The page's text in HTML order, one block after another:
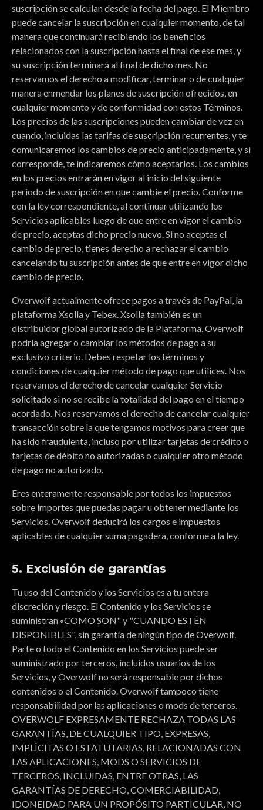
suscripción se calculan desde la fecha del pago. El Miembro
puede cancelar la suscripción en cualquier momento, de tal
manera que continuará recibiendo los beneficios
relacionados con la suscripción hasta el final de ese mes, y
su suscripción terminará al final de dicho mes. No
reservamos el derecho a modificar, terminar o de cualquier
manera enmendar los planes de suscripción ofrecidos, en
cualquier momento y de conformidad con estos Términos.
Los precios de las suscripciones pueden cambiar de vez en
cuando, incluidas las tarifas de suscripción recurrentes, y te
comunicaremos los cambios de precio anticipadamente, y si
corresponde, te indicaremos cómo aceptarlos. Los cambios
en los precios entrarán en vigor al inicio del siguiente
periodo de suscripción en que cambie el precio. Conforme
con la ley correspondiente, al continuar utilizando los
Servicios aplicables luego de que entre en vigor el cambio
de precio, aceptas dicho precio nuevo. Si no aceptas el
cambio de precio, tienes derecho a rechazar el cambio
cancelando tu suscripción antes de que entre en vigor dicho
cambio de precio.
Overwolf actualmente ofrece pagos a través de PayPal, la
plataforma Xsolla y Tebex. Xsolla también es un
distribuidor global autorizado de la Plataforma. Overwolf
podría agregar o cambiar los métodos de pago a su
exclusivo criterio. Debes respetar los términos y
condiciones de cualquier método de pago que utilices. Nos
reservamos el derecho de cancelar cualquier Servicio
solicitado si no se recibe la totalidad del pago en el tiempo
acordado. Nos reservamos el derecho de cancelar cualquier
transacción sobre la que tengamos motivos para creer que
ha sido fraudulenta, incluso por utilizar tarjetas de crédito o
tarjetas de débito no autorizadas o cualquier otro método
de pago no autorizado.
Eres enteramente responsable por todos los impuestos
sobre importes que puedas pagar u obtener mediante los
Servicios. Overwolf deducirá los cargos e impuestos
aplicables de cualquier suma pagadera, conforme a la ley.
5. Exclusión de garantías
Tu uso del Contenido y los Servicios es a tu entera
discreción y riesgo. El Contenido y los Servicios se
suministran «COMO SON" y "CUANDO ESTÉN
DISPONIBLES", sin garantía de ningún tipo de Overwolf.
Parte o todo el Contenido en los Servicios puede ser
suministrado por terceros, incluidos usuarios de los
Servicios, y Overwolf no será responsable por dichos
contenidos o el Contenido. Overwolf tampoco tiene
responsabilidad por las aplicaciones o mods de terceros.
OVERWOLF EXPRESAMENTE RECHAZA TODAS LAS
GARANTÍAS, DE CUALQUIER TIPO, EXPRESAS,
IMPLÍCITAS O ESTATUTARIAS, RELACIONADAS CON
LAS APLICACIONES, MODS O SERVICIOS DE
TERCEROS, INCLUIDAS, ENTRE OTRAS, LAS
GARANTÍAS DE DERECHO, COMERCIABILIDAD,
IDONEIDAD PARA UN PROPÓSITO PARTICULAR, NO